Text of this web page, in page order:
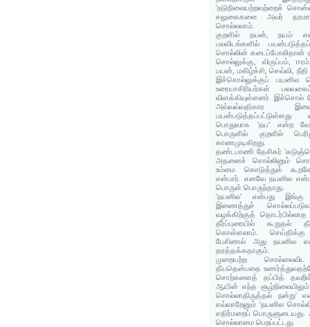
'நடுநிலையற்றவற்றைச்
சலுகைகளை அவர்
சொல்லலாம்.
குறளில் நயன், நயம்
பலவிடங்களில்
சொல்லின் கடைப்போலிதான்
சொல்லுக்கு, விருப்பம்,
பயன், மகிழ்ச்சி, செவ்வி,
இச்சொல்லுக்குப் பயனில
உரையாசிரியர்கள்
விளக்கியுள்ளனர். இச்சொல்
அவ்வவ்வதிகார
பயன்படுத்தப்பட்டுள்ளது
பொதுவாக 'நய' என்ற
பொருளில் குறளில்
காணமுடிகிறது.
தண்டபாணி தேசிகர்
அதனைச் சொல்லினும்
உம்மை கொடுத்துக்
என்பார். எனவே நயனில
பொருள் பொருந்தாது.
'நயனில' என்பது இங்கு
இணைத்துச்
வழக்கிற்குத்
தீர்ப்புரையில்
கொள்ளலாம்.
பேசினால் அது நயனில
தரத்தக்கதாகும்.
முறையற்ற
தீயதென்பதை
சொற்களைத் தப்பித்
ஆயின் எந்த
சொல்லாதிருத்தல் நன்று'
எவ்வாறேனும் 'நயனில
எதிர்மறைப்
சொல்லாமை பெறப்பட்டது.